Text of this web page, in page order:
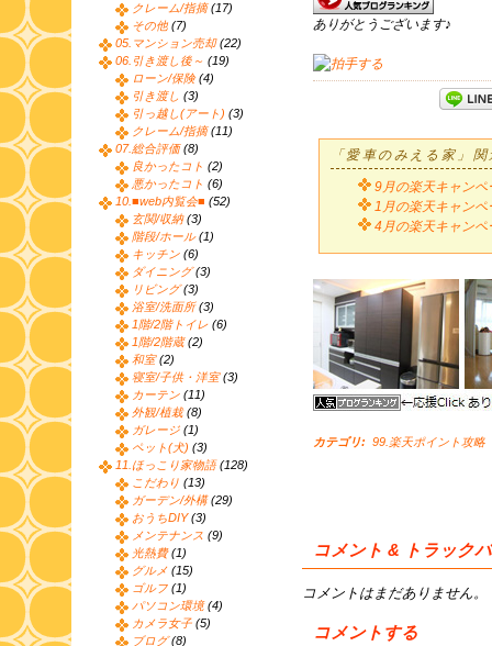
ありがとうございます♪
「愛車のみえる家」
9月の楽天キャン
1月の楽天キャン
4月の楽天キャン
カテゴリ: 99.楽天ポイント攻略
コメント & トラック
コメントはまだありません。
コメントする
クレーム/指摘(17)
その他 (7)
05.マンション売却(22)
06.引き渡し後～ (19)
ローン/保険(4)
引き渡し (3)
引っ越し(アート) (3)
クレーム/指摘(11)
07.総合評価(8)
良かったコト (2)
悪かったコト (6)
10.■web内覧会■ (52)
玄関/収納(3)
階段/ホール(1)
キッチン (6)
ダイニング(3)
リビング(3)
浴室/洗面所(3)
1階/2階トイレ (6)
1階/2階蔵(2)
和室(2)
寝室/子供・洋室(3)
カーテン (11)
外観/植栽(8)
ガレージ (1)
ペット(犬) (3)
11.ほっこり家物語(128)
こだわり (13)
ガーデン/外構(29)
おうちDIY(3)
メンテナンス (9)
光熱費(1)
グルメ (15)
ゴルフ (1)
パソコン環境(4)
カメラ女子 (5)
ブログ(8)